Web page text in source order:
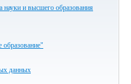
и высшего образования
образование"
данных